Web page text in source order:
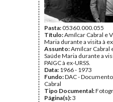
Pasta:05360.000.055
Título:Amílcar Cabral e
Maria durante a visita à
Assunto:Amílcar Cabral
Saúde Maria durante a
PAIGC à ex-URSS.
Data: 1966 - 1973
Fundo:DAC -
Cabral
Tipo Documental:
Página(s):3